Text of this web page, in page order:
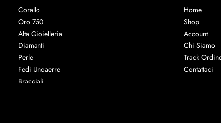
Corallo
Oro 750
Alta Gioielleria
Diamanti
Perle
Fedi Unoaerre
Bracciali
Home
Shop
Account
Chi Siamo
Track
Contattaci